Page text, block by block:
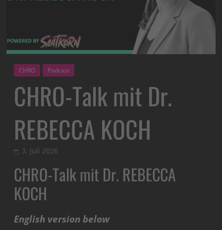
CHRO Podcast
CHRO-Talk mit Dr.
REBECCA KOCH
3. Juli 2026
CHRO-Talk mit Dr. REBECCA
KOCH
English version below